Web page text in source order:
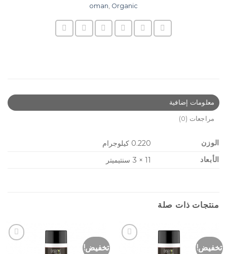
oman Organic
معلومات إضافية
مراجعات (0)
الوزن
0.220 كيلوجرام
الأبعاد
11 × 3 سنتيميتر
منتجات ذات صلة
تخفيض! تخفيض!